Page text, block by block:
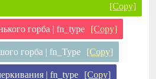
[Copy]
горба | fn_type [Copy]
горба | fn_Type [Copy]
| fn_type [Copy]